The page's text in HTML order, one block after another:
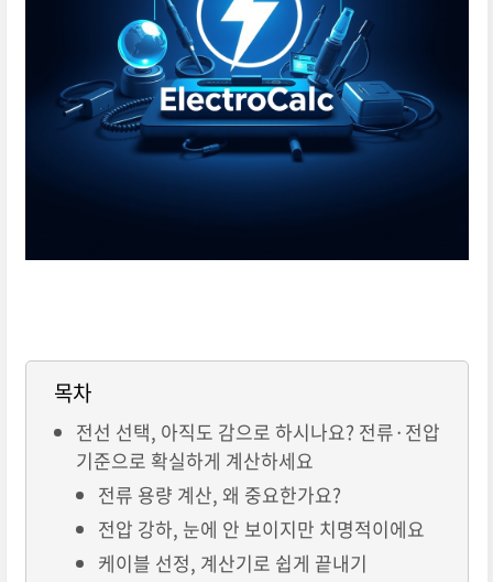
목차
전선 선택, 아직도 감으로 하시나요? 전류·전압
기준으로 확실하게 계산하세요
전류 용량 계산, 왜 중요한가요?
전압 강하, 눈에 안 보이지만 치명적이에요
케이블 선정, 계산기로 쉽게 끝내기